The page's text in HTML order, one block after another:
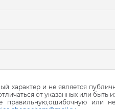
характер и не является
от указанных или быть
правильную,ошибочную или